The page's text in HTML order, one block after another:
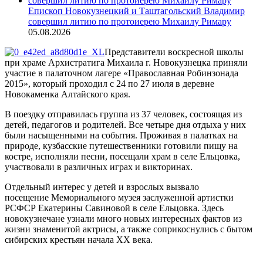
Епископ Новокузнецкий и Таштагольский Владимир
совершил литию по протоиерею Михаилу Римару
05.08.2026
Представители воскресной школы
при храме Архистратига Михаила г. Новокузнецка приняли
участие в палаточном лагере «Православная Робинзонада
2015», который проходил с 24 по 27 июля в деревне
Новокаменка Алтайского края.
В поездку отправилась группа из 37 человек, состоящая из
детей, педагогов и родителей. Все четыре дня отдыха у них
были насыщенными на события. Проживая в палатках на
природе, кузбасские путешественники готовили пищу на
костре, исполняли песни, посещали храм в селе Ельцовка,
участвовали в различных играх и викторинах.
Отдельный интерес у детей и взрослых вызвало
посещение Мемориального музея заслуженной артистки
РСФСР Екатерины Савиновой в селе Ельцовка. Здесь
новокузнечане узнали много новых интересных фактов из
жизни знаменитой актрисы, а также соприкоснулись с бытом
сибирских крестьян начала XX века.